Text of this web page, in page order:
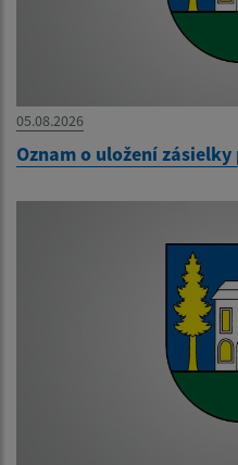
05.08.2026
Oznam o uložení